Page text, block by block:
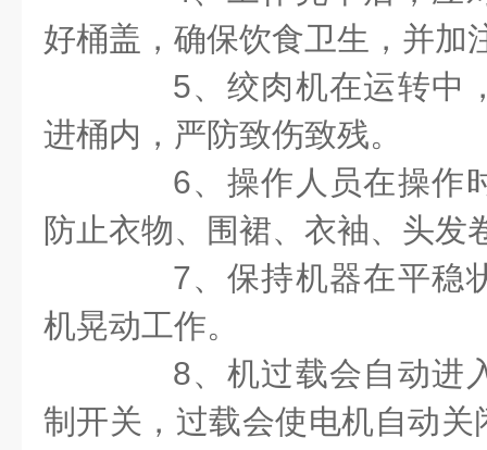
好桶盖，确保饮食卫生，并加
5、绞肉机在运转中
进桶内，严防致伤致残。
6、操作人员在操作
防止衣物、围裙、衣袖、头发
7、保持机器在平稳
机晃动工作。
8、机过载会自动进
制开关，过载会使电机自动